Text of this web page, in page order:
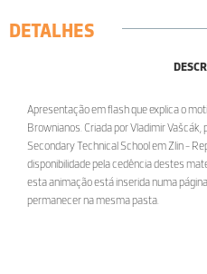
DETALHES
Apresentação em flash que explica o
Brownianos. Criada por Vladimir
Secondary Technical School em Zlin -
disponibilidade pela cedência destes
esta animação está inserida numa
permanecer na mesma pasta.